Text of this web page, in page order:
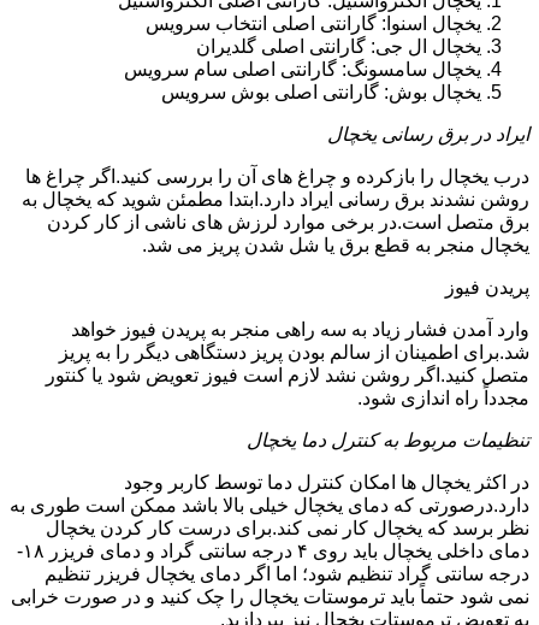
یخچال اسنوا: گارانتی اصلی انتخاب سرویس
یخچال ال جی: گارانتی اصلی گلدیران
یخچال سامسونگ: گارانتی اصلی سام سرویس
یخچال بوش: گارانتی اصلی بوش سرویس
ایراد در برق رسانی یخچال
درب یخچال را بازکرده و چراغ های آن را بررسی کنید.اگر چراغ ها
روشن نشدند برق رسانی ایراد دارد.ابتدا مطمئن شوید که یخچال به
برق متصل است.در برخی موارد لرزش های ناشی از کار کردن
یخچال منجر به قطع برق یا شل شدن پریز می شد.
پریدن فیوز
وارد آمدن فشار زیاد به سه راهی منجر به پریدن فیوز خواهد
شد.برای اطمینان از سالم بودن پریز دستگاهی دیگر را به پریز
متصل کنید.اگر روشن نشد لازم است فیوز تعویض شود یا کنتور
مجدداً راه اندازی شود.
تنظیمات مربوط به کنترل دما یخچال
در اکثر یخچال ها امکان کنترل دما توسط کاربر وجود
دارد.درصورتی که دمای یخچال خیلی بالا باشد ممکن است طوری به
نظر برسد که یخچال کار نمی کند.برای درست کار کردن یخچال
دمای داخلی یخچال باید روی ۴ درجه سانتی گراد و دمای فریزر ۱۸-
درجه سانتی گراد تنظیم شود؛ اما اگر دمای یخچال فریزر تنظیم
نمی شود حتماً باید ترموستات یخچال را چک کنید و در صورت خرابی
به تعویض ترموستات یخچال نیز بپردازید.